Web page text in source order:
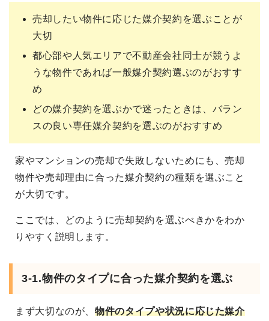
売却したい物件に応じた媒介契約を選ぶことが
大切
都心部や人気エリアで不動産会社同士が競うよ
うな物件であれば一般媒介契約選ぶのがおすす
め
どの媒介契約を選ぶかで迷ったときは、バラン
スの良い専任媒介契約を選ぶのがおすすめ
家やマンションの売却で失敗しないためにも、売却
物件や売却理由に合った媒介契約の種類を選ぶこと
が大切です。
ここでは、どのように売却契約を選ぶべきかをわか
りやすく説明します。
3-1.物件のタイプに合った媒介契約を選ぶ
まず大切なのが、物件のタイプや状況に応じた媒介